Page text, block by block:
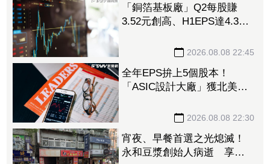
「銅箔基板廠」Q2每股賺
3.52元創高、H1EPS達4.39
2026.08.08 22:45
全年EPS拚上5個股本！
「ASIC設計大廠」獲北美
2026.08.08 22:30
宵夜、早餐首選之光熄滅！
永和豆漿創始人病逝 享壽